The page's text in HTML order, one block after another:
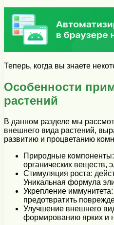
Теперь, когда вы знаете
Особенности
растений
В данном разделе мы
внешнего вида растений,
развитию и процветанию
Природные
органических веществ,
Стимуляция роста:
Уникальная формула
Укрепление
предотвратить
Улучшение внешнего
формированию ярких и